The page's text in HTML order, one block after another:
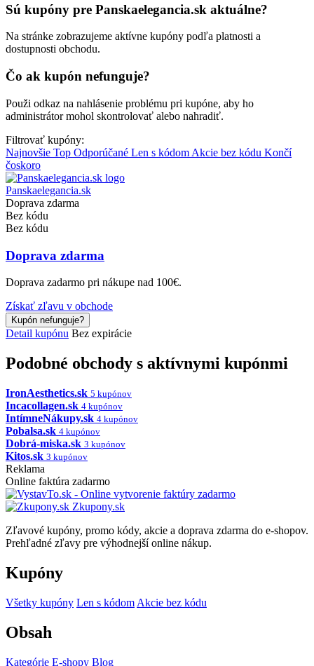
Sú kupóny pre Panskaelegancia.sk aktuálne?
Na stránke zobrazujeme aktívne kupóny podľa platnosti a
dostupnosti obchodu.
Čo ak kupón nefunguje?
Použi odkaz na nahlásenie problému pri kupóne, aby ho
administrátor mohol skontrolovať alebo nahradiť.
Filtrovať kupóny:
Najnovšie Top Odporúčané Len s kódom Akcie bez kódu Končí
čoskoro
Panskaelegancia.sk
Doprava zdarma
Bez kódu
Bez kódu
Doprava zdarma
Doprava zadarmo pri nákupe nad 100€.
Získať zľavu v obchode
Kupón nefunguje?
Detail kupónu Bez expirácie
Podobné obchody s aktívnymi kupónmi
IronAesthetics.sk 5 kupónov
Incacollagen.sk 4 kupónov
IntímneNákupy.sk 4 kupónov
Pobalsa.sk 4 kupónov
Dobrá-miska.sk 3 kupónov
Kitos.sk 3 kupónov
Reklama
Online faktúra zadarmo
Zkupony.sk
Zľavové kupóny, promo kódy, akcie a doprava zdarma do e-shopov.
Prehľadné zľavy pre výhodnejší online nákup.
Kupóny
Všetky kupóny Len s kódom Akcie bez kódu
Obsah
Kategórie E-shopy Blog